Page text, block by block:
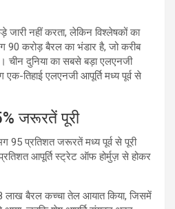
जारी नहीं करता, लेकिन विश्लेषकों का
करोड़ बैरल का भंडार है, जो करीब
चीन दुनिया का सबसे बड़ा एलएनजी
तिहाई एलएनजी आपूर्ति मध्य पूर्व से
जरूरतें पूरी
95 प्रतिशत जरूरतें मध्य पूर्व से पूरी
आपूर्ति स्ट्रेट ऑफ होर्मुज़ से होकर
लाख बैरल कच्चा तेल आयात किया, जिसमें